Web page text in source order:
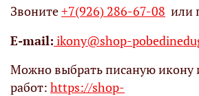
Звоните+7(926) 286-67-08 или
Е-mail: ikony@shop-
Можно выбрать писаную икону
работ: https://shop-